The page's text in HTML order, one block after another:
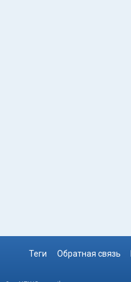
Теги Обратная связь